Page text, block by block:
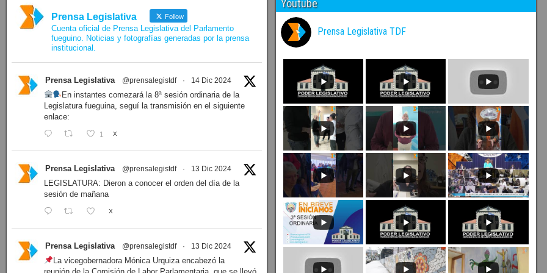
Prensa Legislativa Follow
Cuenta oficial de Prensa Legislativa del Parlamento
fueguino. Noticias y fotografías generadas por la prensa
institucional.
Prensa Legislativa @prensalegistdf · 14 Dic 2024
En instantes comezará la 8ª sesión ordinaria de la
Legislatura fueguina, seguí la transmisión en el siguiente
enlace:
1 X
Prensa Legislativa @prensalegistdf · 13 Dic 2024
LEGISLATURA: Dieron a conocer el orden del día de la
sesión de mañana
X
Prensa Legislativa @prensalegistdf · 13 Dic 2024
La vicegobernadora Mónica Urquiza encabezó la
Youtube
Prensa Legislativa TDF